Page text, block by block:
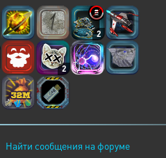
2
2
Найти сообщения на форуме